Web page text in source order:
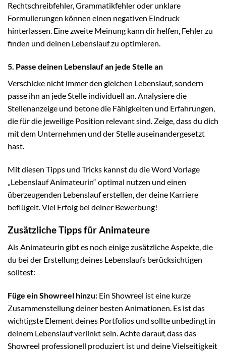
Rechtschreibfehler, Grammatikfehler oder unklare
Formulierungen können einen negativen Eindruck
hinterlassen. Eine zweite Meinung kann dir helfen, Fehler zu
finden und deinen Lebenslauf zu optimieren.
5. Passe deinen Lebenslauf an jede Stelle an
Verschicke nicht immer den gleichen Lebenslauf, sondern
passe ihn an jede Stelle individuell an. Analysiere die
Stellenanzeige und betone die Fähigkeiten und Erfahrungen,
die für die jeweilige Position relevant sind. Zeige, dass du dich
mit dem Unternehmen und der Stelle auseinandergesetzt
hast.
Mit diesen Tipps und Tricks kannst du die Word Vorlage
„Lebenslauf Animateurin“ optimal nutzen und einen
überzeugenden Lebenslauf erstellen, der deine Karriere
beflügelt. Viel Erfolg bei deiner Bewerbung!
Zusätzliche Tipps für Animateure
Als Animateurin gibt es noch einige zusätzliche Aspekte, die
du bei der Erstellung deines Lebenslaufs berücksichtigen
solltest:
Füge ein Showreel hinzu: Ein Showreel ist eine kurze
Zusammenstellung deiner besten Animationen. Es ist das
wichtigste Element deines Portfolios und sollte unbedingt in
deinem Lebenslauf verlinkt sein. Achte darauf, dass das
Showreel professionell produziert ist und deine Vielseitigkeit